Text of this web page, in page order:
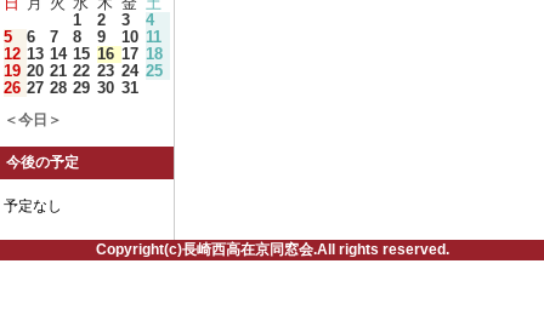
1
2 3
4
5
6 7 8 9 10 11
12 13 14 15 16 17 18
19 20 21 22 23 24 25
26 27 28 29 30 31
＜今日＞
今後の予定
予定なし
Copyright(c)長崎西高在京同窓会.All rights reserved.